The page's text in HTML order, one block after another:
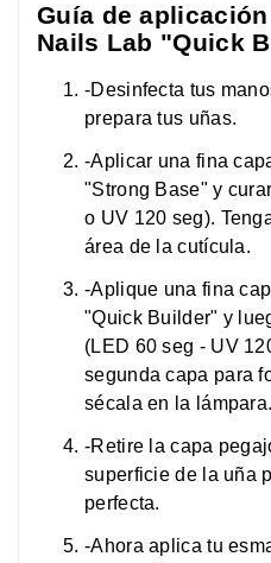
Guía de
Nails Lab "Quick
-Desinfecta tus
prepara tus uñas.
-Aplicar una fina
"Strong Base" y
o UV 120 seg).
área de la cutícula.
-Aplique una fina
"Quick Builder" y
(LED 60 seg - UV
segunda capa para
sécala en la lámpara.
-Retire la capa
superficie de la uña
perfecta.
-Ahora aplica tu